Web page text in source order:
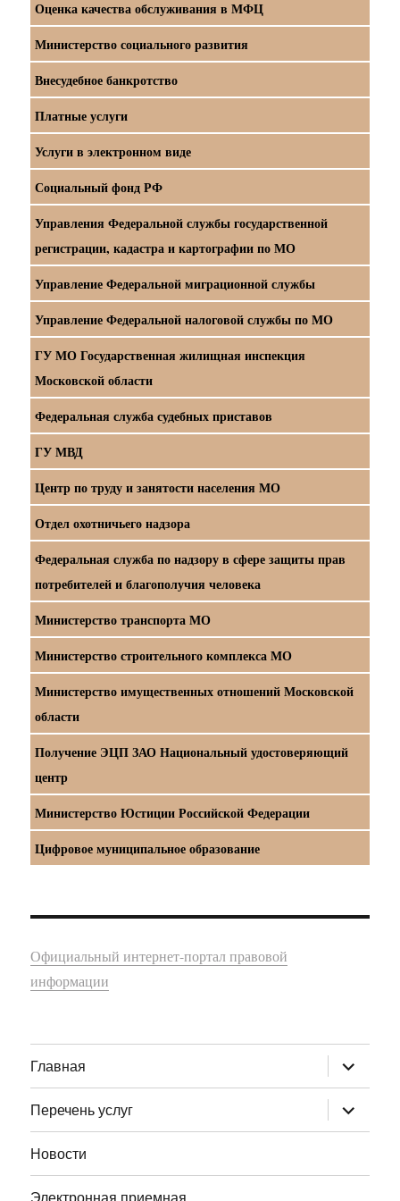
Оценка качества обслуживания в МФЦ
Министерство социального развития
Внесудебное банкротство
Платные услуги
Услуги в электронном виде
Социальный фонд РФ
Управления Федеральной службы государственной
регистрации, кадастра и картографии по МО
Управление Федеральной миграционной службы
Управление Федеральной налоговой службы по МО
ГУ МО Государственная жилищная инспекция
Московской области
Федеральная служба судебных приставов
ГУ МВД
Центр по труду и занятости населения МО
Отдел охотничьего надзора
Федеральная служба по надзору в сфере защиты прав
потребителей и благополучия человека
Министерство транспорта МО
Министерство строительного комплекса МО
Министерство имущественных отношений Московской
области
Получение ЭЦП ЗАО Национальный удостоверяющий
центр
Министерство Юстиции Российской Федерации
Цифровое муниципальное образование
Официальный интернет-портал правовой
информации
Главная раскрыть
дочернее
меню
Перечень услуг
раскрыть
дочернее
меню
Новости